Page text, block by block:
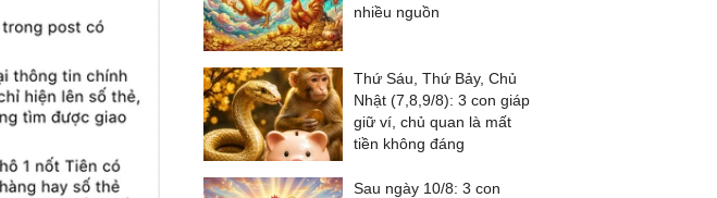
nhiều nguồn
Thứ Sáu, Thứ Bảy, Chủ
Nhật (7,8,9/8): 3 con giáp
giữ ví, chủ quan là mất
tiền không đáng
Sau ngày 10/8: 3 con